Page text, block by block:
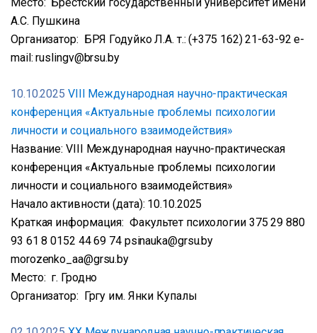
А.С. Пушкина
Организатор: БРЯ Годуйко Л.А. т.: (+375 162) 21-63-92 e-
mail: ruslingv@brsu.by
10.10.2025 VIII Международная научно-практическая
конференция «Актуальные проблемы психологии
личности и социального взаимодействия»
Название: VIII Международная научно-практическая
конференция «Актуальные проблемы психологии
личности и социального взаимодействия»
Начало активности (дата): 10.10.2025
Краткая информация: Факультет психологии 375 29 880
93 61 8 0152 44 69 74 psinauka@grsu.by
morozenko_aa@grsu.by
Место: г. Гродно
Организатор: Гргу им. Янки Купалы